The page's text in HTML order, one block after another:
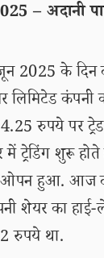
– अदानी
2025 के दिन
लिमिटेड
रुपये पर ट्रेड
ट्रेडिंग शुरू होते
हुआ. आज
शेयर का
रुपये था.